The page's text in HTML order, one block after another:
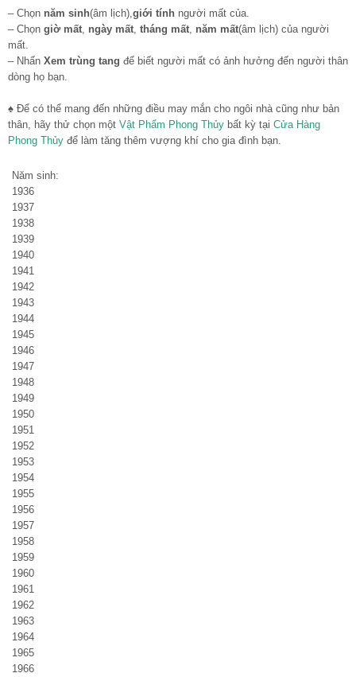
– Chọn năm sinh(âm lịch), giới tính người mất của.
– Chọn giờ mất ngày mất tháng mất năm mất(âm lịch) của người
mất.
– Nhấn Xem trùng tang để biết người mất có ảnh hưởng đến người thân
dòng họ bạn.
♠ Để có thể mang đến những điều may mắn cho ngôi nhà cũng như bản
thân, hãy thử chọn một Vật Phẩm Phong Thủy bất kỳ tại Cửa Hàng
Phong Thủy để làm tăng thêm vượng khí cho gia đình bạn.
Năm sinh:
1936
1937
1938
1939
1940
1941
1942
1943
1944
1945
1946
1947
1948
1949
1950
1951
1952
1953
1954
1955
1956
1957
1958
1959
1960
1961
1962
1963
1964
1965
1966